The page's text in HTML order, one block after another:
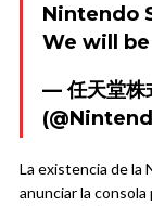
Nintendo
We will
— 任天堂株
La existencia de la
anunciar la